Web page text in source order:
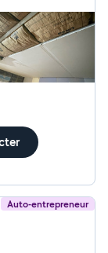
Auto-entrepreneur